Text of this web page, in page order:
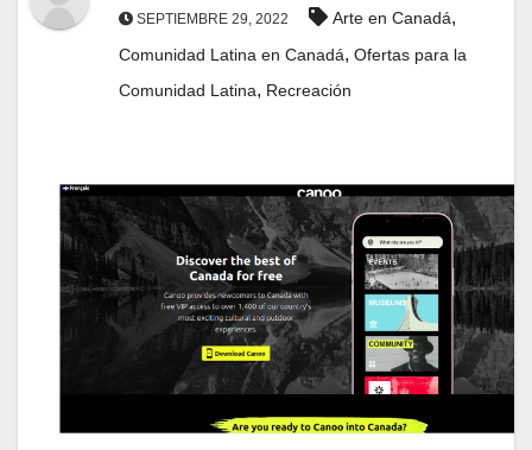
SEPTIEMBRE 29, 2022 Arte en Canadá,
Comunidad Latina en Canadá, Ofertas para la
Comunidad Latina, Recreación